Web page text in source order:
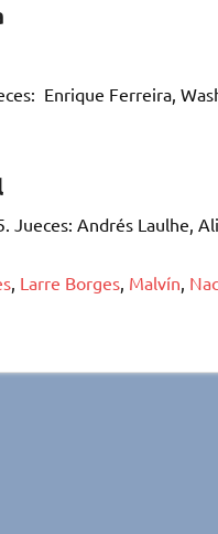
Enrique Ferreira,
Jueces: Andrés Laulhe,
, Larre Borges, Malvín,